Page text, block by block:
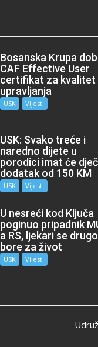
Bosanska Krupa
CAF Effective User
certifikat za kvalitet
upravljanja
USK Vijesti
USK: Svako treće i
naredno dijete u
porodici imat će
dodatak od 150 KM
USK Vijesti
U nesreći kod Ključa
poginuo pripadnik
a RS, ljekari se
bore za život
USK Vijesti